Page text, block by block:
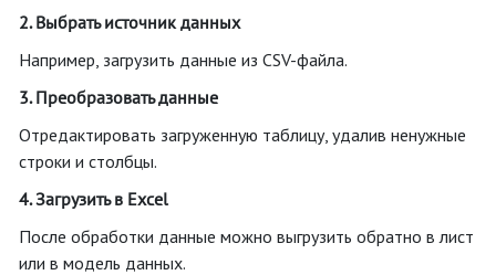
2. Выбрать источник данных
Например, загрузить данные из CSV-файла.
3. Преобразовать данные
Отредактировать загруженную таблицу, удалив ненужные
строки и столбцы.
4. Загрузить в Excel
После обработки данные можно выгрузить обратно в лист
или в модель данных.